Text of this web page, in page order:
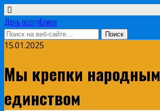
День республики
15.01.2025
Мы крепки народным
единством